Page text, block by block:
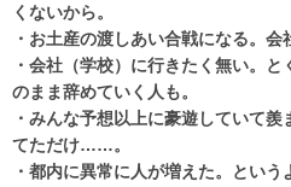
くないから。
・お土産の渡しあい合戦になる。会
・会社（学校）に行きたく無い。
のまま辞めていく人も。
・みんな予想以上に豪遊していて
てただけ……。
・都内に異常に人が増えた。という